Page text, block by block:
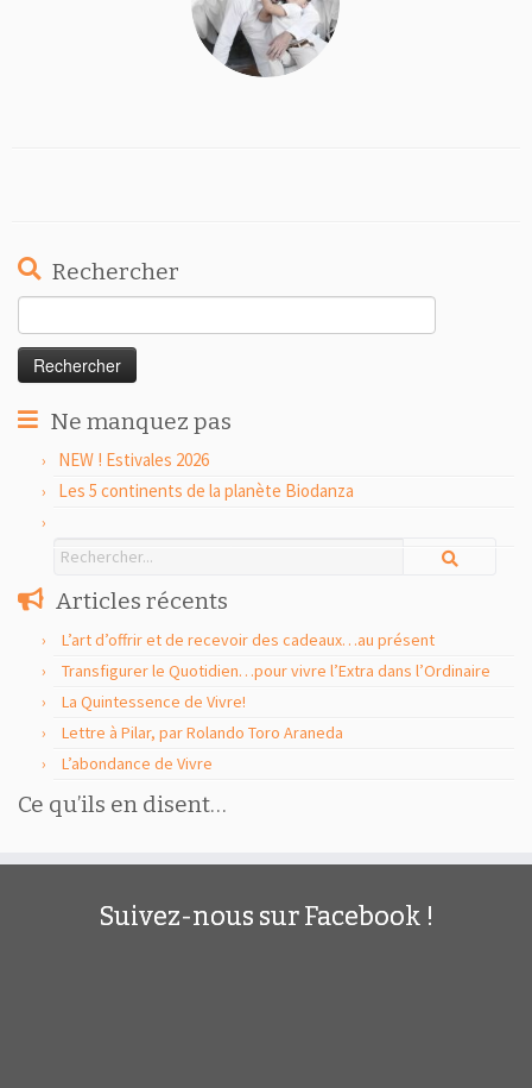
Rechercher
Ne manquez pas
NEW ! Estivales 2026
Les 5 continents de la planète Biodanza
Articles récents
L’art d’offrir et de recevoir des cadeaux…au présent
Transfigurer le Quotidien…pour vivre l’Extra dans l’Ordinaire
La Quintessence de Vivre!
Lettre à Pilar, par Rolando Toro Araneda
L’abondance de Vivre
Ce qu’ils en disent…
Suivez-nous sur Facebook !